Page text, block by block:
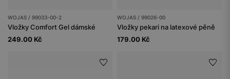
WOJAS / 99033-00-2
Vložky Comfort Gel dámské
249.00 Kč
WOJAS / 99026-00
Vložky pekari na latexové pěně
179.00 Kč